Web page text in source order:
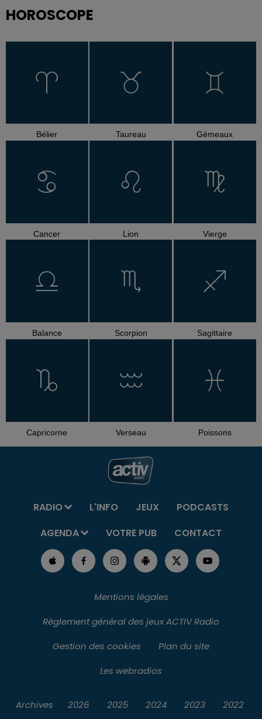
HOROSCOPE
Bélier Taureau Gémeaux
Cancer Lion Vierge
Balance Scorpion Sagittaire
Capricorne Verseau Poissons
RADIO L'INFO JEUX
PODCASTS
AGENDA
VOTRE PUB CONTACT
Mentions légales
Règlement général des jeux ACTIV Radio
Gestion des cookies
Plan du site
Les webradios
Archives 2026 2025 2024 2023 2022